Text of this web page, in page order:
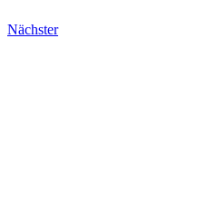
Nächster